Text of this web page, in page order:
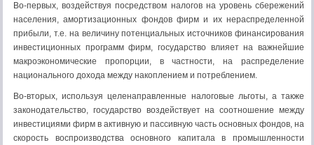
Во-первых, воздействуя посредством налогов на уровень сбережений
населения, амортизационных фондов фирм и их нераспределенной
прибыли, т.е. на величину потенциальных источников финансирования
инвестиционных программ фирм, государство влияет на важнейшие
макроэкономические пропорции, в частности, на распределение
национального дохода между накоплением и потреблением.
Во-вторых, используя целенаправленные налоговые льготы, а также
законодательство, государство воздействует на соотношение между
инвестициями фирм в активную и пассивную часть основных фондов, на
скорость воспроизводства основного капитала в промышленности